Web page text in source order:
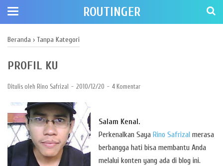
ROUTINGER
Beranda › Tanpa Kategori
PROFIL KU
Ditulis oleh Rino Safrizal 2010/12/20 4 Komentar
Salam Kenal.
Perkenalkan Saya Rino Safrizal merasa
berbangga hati bisa membantu Anda
melalui konten yang ada di blog ini.